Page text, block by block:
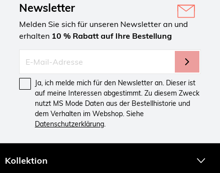
Newsletter
Melden Sie sich für unseren Newsletter an und
erhalten 10 % Rabatt auf Ihre Bestellung
Ja, ich melde mich für den Newsletter an. Dieser ist
auf meine Interessen abgestimmt. Zu diesem Zweck
nutzt MS Mode Daten aus der Bestellhistorie und
dem Verhalten im Webshop. Siehe
Datenschutzerklärung.
Kollektion